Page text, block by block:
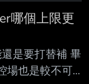
哪個上限更
是要打替補 畢
場也是較不可